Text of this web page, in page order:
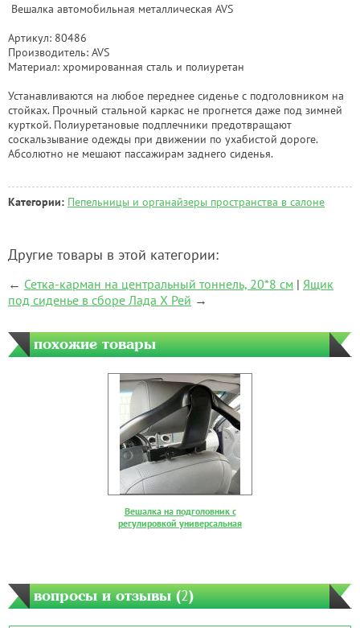
Вешалка автомобильная металлическая AVS
Артикул: 80486
Производитель: AVS
Материал: хромированная сталь и полиуретан
Устанавливаются на любое переднее сиденье с подголовником на
стойках. Прочный стальной каркас не прогнется даже под зимней
курткой. Полиуретановые подплечники предотвращают
соскальзывание одежды при движении по ухабистой дороге.
Абсолютно не мешают пассажирам заднего сиденья.
Категории: Пепельницы и органайзеры пространства в салоне
Другие товары в этой категории:
← Сетка-карман на центральный тоннель, 20*8 см | Ящик
под сиденье в сборе Лада Х Рей →
похожие товары
Вешалка на подголовник с
регулировкой универсальная
вопросы и отзывы (2)